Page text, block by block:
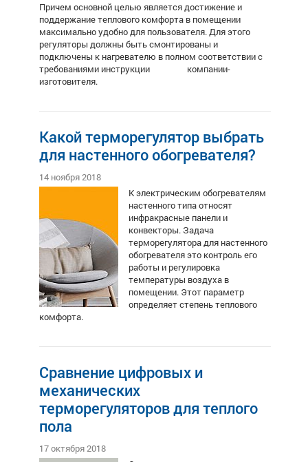
Причем основной целью является достижение и
поддержание теплового комфорта в помещении
максимально удобно для пользователя. Для этого
регуляторы должны быть смонтированы и
подключены к нагревателю в полном соответствии с
требованиями инструкции компании-
изготовителя.
Какой терморегулятор выбрать
для настенного обогревателя?
14 ноября 2018
К электрическим обогревателям
настенного типа относят
инфракрасные панели и
конвекторы. Задача
терморегулятора для настенного
обогревателяэто контроль его
работы и регулировка
температуры воздуха в
помещении. Этот параметр
определяет степень теплового
комфорта.
Сравнение цифровых и
механических
терморегуляторов для теплого
пола
17 октября 2018